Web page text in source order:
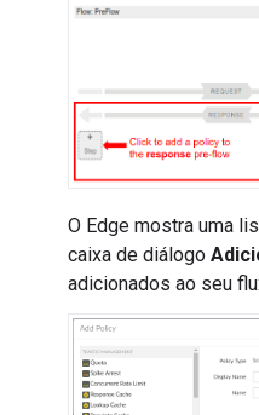
O Edge mostra uma
caixa de diálogo
adicionados ao seu